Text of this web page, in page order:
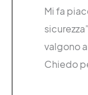
Mi fa
valgono
Chiedo